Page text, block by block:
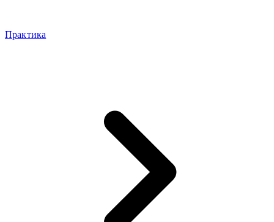
Практика